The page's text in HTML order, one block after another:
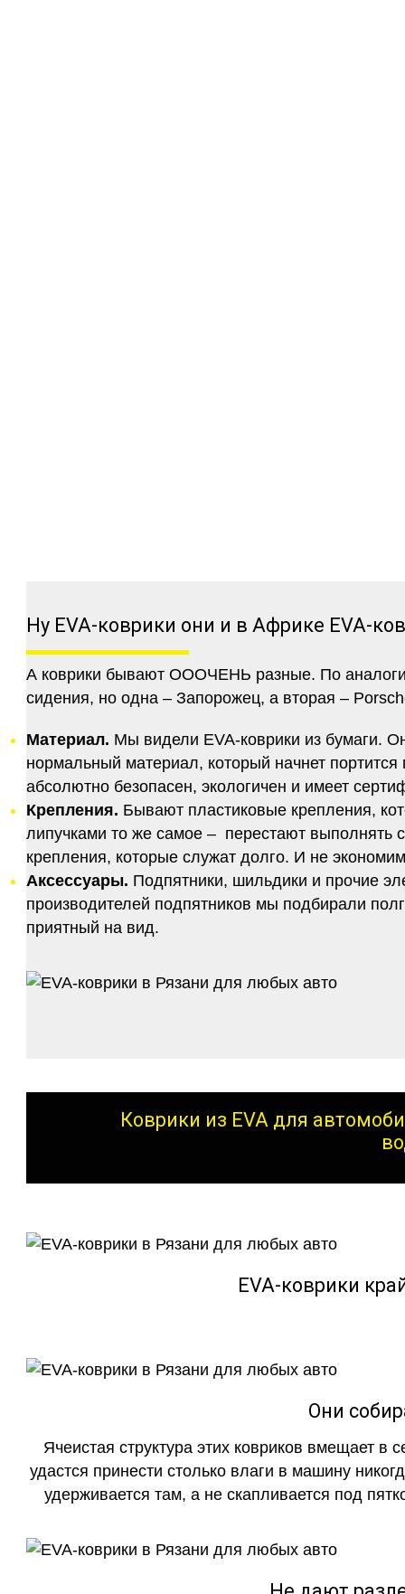
Ну EVA-коврики они и в Африке EVA-
А коврики бывают ОООЧЕНЬ разные. По
сидения, но одна – Запорожец, а вторая –
Материал. Мы видели EVA-коврики из бумаги.
нормальный материал, который начнет
абсолютно безопасен, экологичен и имеет
Крепления. Бывают пластиковые крепления,
липучками то же самое – перестают
крепления, которые служат долго. И не
Аксессуары. Подпятники, шильдики и прочие
производителей подпятников мы подбирали
приятный на вид.
Коврики из EVA для
EVA-коврики
Они
Ячеистая структура этих ковриков вмещает в
удастся принести столько влаги в машину
удерживается там, а не скапливается под